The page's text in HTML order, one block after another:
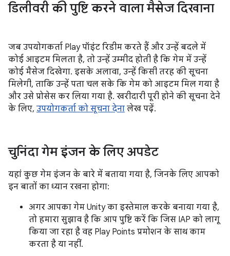
डिलीवरी की पुष्टि करने वाला मैसेज दिखाना
जब उपयोगकर्ता Play पॉइंट रिडीम करते हैं और उन्हें बदले में
कोई आइटम मिलता है, तो उन्हें उम्मीद होती है कि गेम में उन्हें
कोई मैसेज दिखेगा. इसके अलावा, उन्हें किसी तरह की सूचना
मिलेगी, ताकि उन्हें पता चल सके कि गेम को आइटम मिल गया है
और उसे प्रोसेस कर लिया गया है. खरीदारी पूरी होने की सूचना देने
के लिए, उपयोगकर्ता को सूचना देना लेख पढ़ें.
चुनिंदा गेम इंजन के लिए अपडेट
यहां कुछ गेम इंजन के बारे में बताया गया है, जिनके लिए आपको
इन बातों का ध्यान रखना होगा:
अगर आपका गेम Unity का इस्तेमाल करके बनाया गया है,
तो हमारा सुझाव है कि आप पुष्टि करें कि जिस IAP को लागू
किया जा रहा है वह Play Points प्रमोशन के साथ काम
करता है या नहीं.